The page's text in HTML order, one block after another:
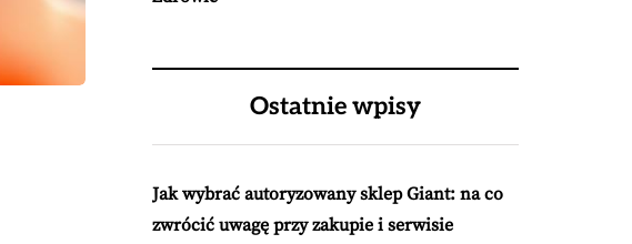
Ostatnie wpisy
Jak wybrać autoryzowany sklep Giant: na co
zwrócić uwagę przy zakupie i serwisie